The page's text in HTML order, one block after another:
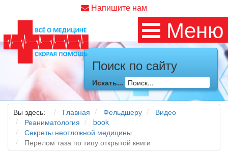
Напишите нам
Меню
Поиск по сайту
Искать...
Вы здесь: Главная Фельдшеру
Видео
Реаниматология
book
Секреты неотложной медицины
Перелом таза по типу открытой книги